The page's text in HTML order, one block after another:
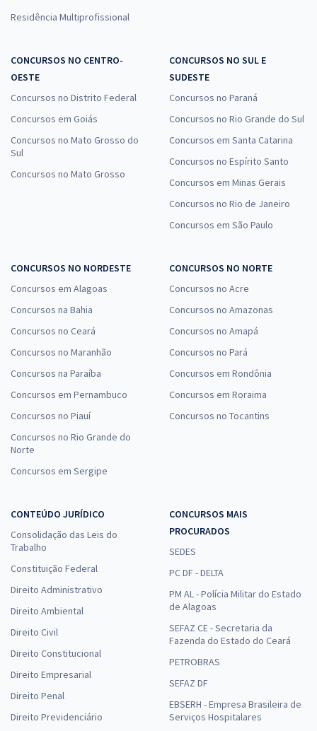
Residência Multiprofissional
CONCURSOS NO CENTRO-
OESTE
Concursos no Distrito Federal
Concursos em Goiás
Concursos no Mato Grosso do
Sul
Concursos no Mato Grosso
CONCURSOS NO SUL E
SUDESTE
Concursos no Paraná
Concursos no Rio Grande do Sul
Concursos em Santa Catarina
Concursos no Espírito Santo
Concursos em Minas Gerais
Concursos no Rio de Janeiro
Concursos em São Paulo
CONCURSOS NO NORDESTE
Concursos em Alagoas
Concursos na Bahia
Concursos no Ceará
Concursos no Maranhão
Concursos na Paraíba
Concursos em Pernambuco
Concursos no Piauí
Concursos no Rio Grande do
Norte
Concursos em Sergipe
CONCURSOS NO NORTE
Concursos no Acre
Concursos no Amazonas
Concursos no Amapá
Concursos no Pará
Concursos em Rondônia
Concursos em Roraima
Concursos no Tocantins
CONTEÚDO JURÍDICO
Consolidação das Leis do
Trabalho
Constituição Federal
Direito Administrativo
Direito Ambiental
Direito Civil
Direito Constitucional
Direito Empresarial
Direito Penal
Direito Previdenciário
CONCURSOS MAIS
PROCURADOS
SEDES
PC DF - DELTA
PM AL - Polícia Militar do Estado
de Alagoas
SEFAZ CE - Secretaria da
Fazenda do Estado do Ceará
PETROBRAS
SEFAZ DF
EBSERH - Empresa Brasileira de
Serviços Hospitalares